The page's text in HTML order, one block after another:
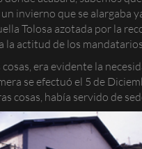
invierno que se alargaba
Tolosa azotada por la
la actitud de los
cosas, era evidente la
se efectuó el 5 de
cosas, había servido de